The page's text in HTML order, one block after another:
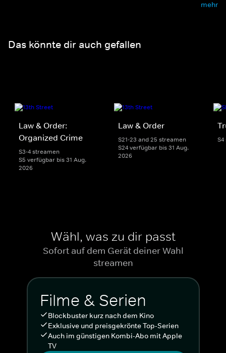
mehr
Das könnte dir auch gefallen
Law & Order:
Organized Crime
S3-4 streamen
S5 verfügbar bis 31 Aug.
2026
Law & Order
S21-23 and 25 streamen
S24 verfügbar bis 31 Aug.
2026
Wähl, was zu dir passt
Sofort auf dem Gerät deiner Wahl
streamen
Filme & Serien
Blockbuster kurz nach dem Kino
Exklusive und preisgekrönte Top-Serien
Auch im günstigen Kombi-Abo mit Apple
TV